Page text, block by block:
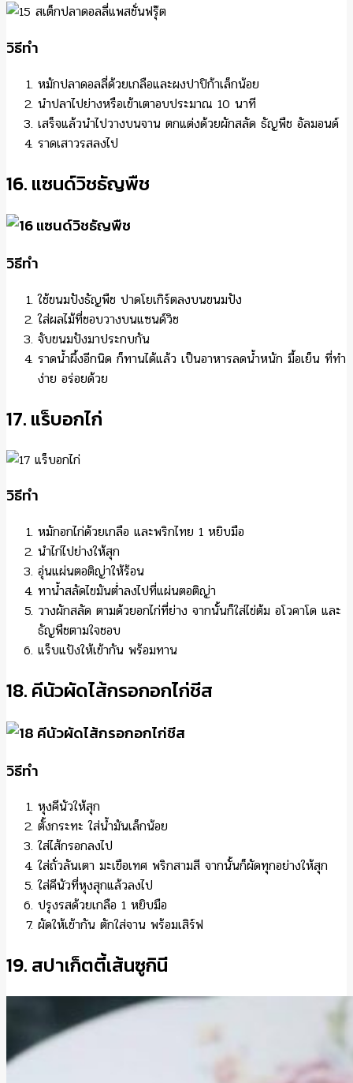
วิธีทำ
หมักปลาดอลลี่ด้วยเกลือและผงปาปิก้าเล็กน้อย
นำปลาไปย่างหรือเข้าเตาอบประมาณ 10 นาที
เสร็จแล้วนำไปวางบนจาน ตกแต่งด้วยผักสลัด ธัญพืช อัลมอนด์
ราดเสาวรสลงไป
16. แซนด์วิชธัญพืช
วิธีทำ
ใช้ขนมปังธัญพืช ปาดโยเกิร์ตลงบนขนมปัง
ใส่ผลไม้ที่ชอบวางบนแซนด์วิช
จับขนมปังมาประกบกัน
ราดน้ำผึ้งอีกนิด ก็ทานได้แล้ว เป็นอาหารลดน้ำหนัก มื้อเย็น ที่ทำ
ง่าย อร่อยด้วย
17. แร็บอกไก่
วิธีทำ
หมักอกไก่ด้วยเกลือ และพริกไทย 1 หยิบมือ
นำไก่ไปย่างให้สุก
อุ่นแผ่นตอติญ่าให้ร้อน
ทาน้ำสลัดไขมันต่ำลงไปที่แผ่นตอติญ่า
วางผักสลัด ตามด้วยอกไก่ที่ย่าง จากนั้นก็ใส่ไข่ต้ม อโวคาโด และ
ธัญพืชตามใจชอบ
แร็บแป้งให้เข้ากัน พร้อมทาน
18. คีนัวผัดไส้กรอกอกไก่ชีส
วิธีทำ
หุงคีนัวให้สุก
ตั้งกระทะ ใส่น้ำมันเล็กน้อย
ใส่ไส้กรอกลงไป
ใส่ถั่วลันเตา มะเขือเทศ พริกสามสี จากนั้นก็ผัดทุกอย่างให้สุก
ใส่คีนัวที่หุงสุกแล้วลงไป
ปรุงรสด้วยเกลือ 1 หยิบมือ
ผัดให้เข้ากัน ตักใส่จาน พร้อมเสิร์ฟ
19. สปาเก็ตตี้เส้นซูกินี